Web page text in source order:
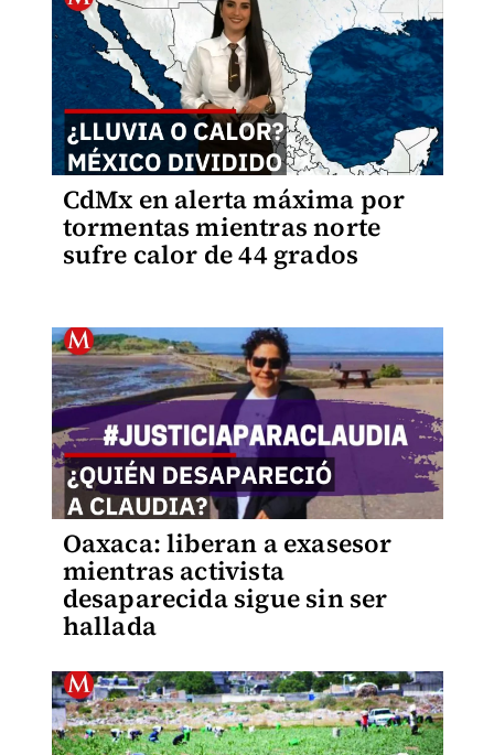
CdMx en alerta máxima por
tormentas mientras norte
sufre calor de 44 grados
Oaxaca: liberan a exasesor
mientras activista
desaparecida sigue sin ser
hallada